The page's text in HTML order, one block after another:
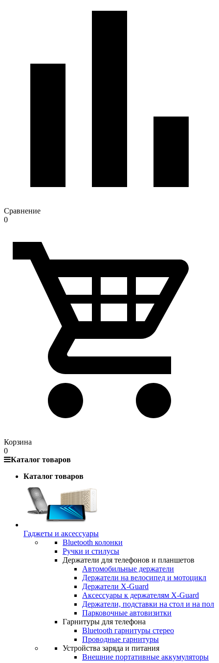
Сравнение
0
Корзина
0
Каталог товаров
Каталог товаров
Гаджеты и аксессуары
Bluetooth колонки
Ручки и стилусы
Держатели для телефонов и планшетов
Автомобильные держатели
Держатели на велосипед и мотоцикл
Держатели X-Guard
Аксессуары к держателям X-Guard
Держатели, подставки на стол и на пол
Парковочные автовизитки
Гарнитуры для телефона
Bluetooth гарнитуры стерео
Проводные гарнитуры
Устройства заряда и питания
Внешние портативные аккумуляторы